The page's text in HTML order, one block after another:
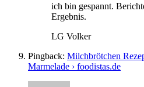
ich bin gespannt.
Ergebnis.
LG Volker
Pingback: Milchbrötchen
Marmelade › foodistas.de